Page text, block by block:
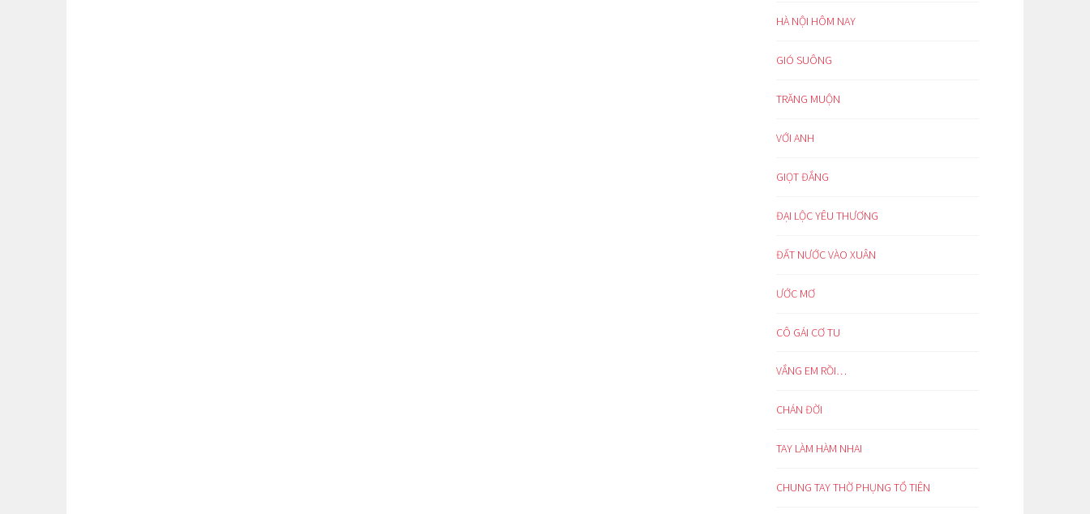
HÀ NỘI HÔM NAY
GIÓ SUÔNG
TRĂNG MUỘN
VỚI ANH
GIỌT ĐẮNG
ĐẠI LỘC YÊU THƯƠNG
ĐẤT NƯỚC VÀO XUÂN
ƯỚC MƠ
CÔ GÁI CƠ TU
VẮNG EM RỒI…
CHÁN ĐỜI
TAY LÀM HÀM NHAI
CHUNG TAY THỜ PHỤNG TỔ TIÊN